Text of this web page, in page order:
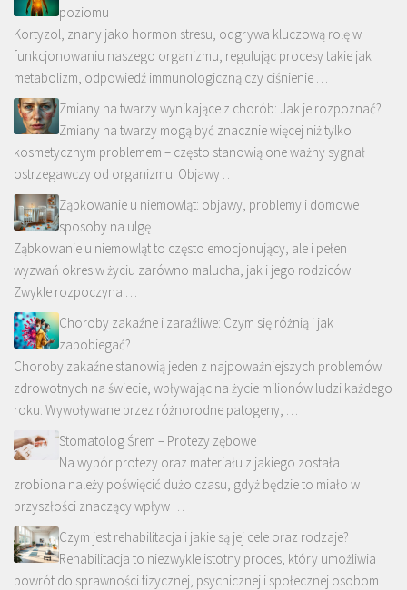
poziomu
Kortyzol, znany jako hormon stresu, odgrywa kluczową rolę w
funkcjonowaniu naszego organizmu, regulując procesy takie jak
metabolizm, odpowiedź immunologiczną czy ciśnienie …
Zmiany na twarzy wynikające z chorób: Jak je rozpoznać?
Zmiany na twarzy mogą być znacznie więcej niż tylko
kosmetycznym problemem – często stanowią one ważny sygnał
ostrzegawczy od organizmu. Objawy …
Ząbkowanie u niemowląt: objawy, problemy i domowe
sposoby na ulgę
Ząbkowanie u niemowląt to często emocjonujący, ale i pełen
wyzwań okres w życiu zarówno malucha, jak i jego rodziców.
Zwykle rozpoczyna …
Choroby zakaźne i zaraźliwe: Czym się różnią i jak
zapobiegać?
Choroby zakaźne stanowią jeden z najpoważniejszych problemów
zdrowotnych na świecie, wpływając na życie milionów ludzi każdego
roku. Wywoływane przez różnorodne patogeny, …
Stomatolog Śrem – Protezy zębowe
Na wybór protezy oraz materiału z jakiego została
zrobiona należy poświęcić dużo czasu, gdyż będzie to miało w
przyszłości znaczący wpływ …
Czym jest rehabilitacja i jakie są jej cele oraz rodzaje?
Rehabilitacja to niezwykle istotny proces, który umożliwia
powrót do sprawności fizycznej, psychicznej i społecznej osobom